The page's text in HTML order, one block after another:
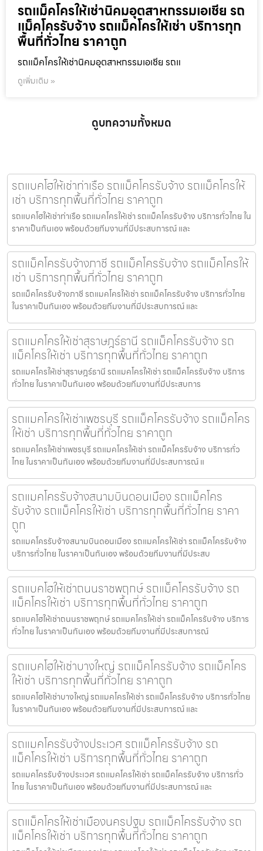
รถแม็คโครให้เช่านิคมอุตสาหกรรมเอเชีย รถ
แม็คโครรับจ้าง รถแม็คโครให้เช่า บริการทุก
พื้นที่ทั่วไทย ราคาถูก
รถแม็คโครให้เช่านิคมอุตสาหกรรมเอเชีย รถแ
ดูเพิ่มเติม »
ดูบทความทั้งหมด
รถแบคโฮให้เช่าท่าเรือ รถแม็คโครรับจ้าง รถแม็คโครให้
เช่า บริการทุกพื้นที่ทั่วไทย ราคาถูก
รถแบคโฮให้เช่าท่าเรือ รถแมคโครให้เช่า รถแม็คโครรับจ้าง บริการทั่วไทย ใน
ราคาเป็นกันเอง พร้อมด้วยทีมงานที่มีประสบการณ์ และ
รถแม็คโครรับจ้างภาชี รถแม็คโครรับจ้าง รถแม็คโครให้
เช่า บริการทุกพื้นที่ทั่วไทย ราคาถูก
รถแม็คโครรับจ้างภาชี รถแมคโครให้เช่า รถแม็คโครรับจ้าง บริการทั่วไทย
ในราคาเป็นกันเอง พร้อมด้วยทีมงานที่มีประสบการณ์ และ
รถแมคโครให้เช่าสุราษฎร์ธานี รถแม็คโครรับจ้าง รถ
แม็คโครให้เช่า บริการทุกพื้นที่ทั่วไทย ราคาถูก
รถแมคโครให้เช่าสุราษฎร์ธานี รถแมคโครให้เช่า รถแม็คโครรับจ้าง บริการ
ทั่วไทย ในราคาเป็นกันเอง พร้อมด้วยทีมงานที่มีประสบการ
รถแมคโครให้เช่าเพชรบุรี รถแม็คโครรับจ้าง รถแม็คโคร
ให้เช่า บริการทุกพื้นที่ทั่วไทย ราคาถูก
รถแมคโครให้เช่าเพชรบุรี รถแมคโครให้เช่า รถแม็คโครรับจ้าง บริการทั่ว
ไทย ในราคาเป็นกันเอง พร้อมด้วยทีมงานที่มีประสบการณ์ แ
รถแมคโครรับจ้างสนามบินดอนเมือง รถแม็คโคร
รับจ้าง รถแม็คโครให้เช่า บริการทุกพื้นที่ทั่วไทย ราคา
ถูก
รถแมคโครรับจ้างสนามบินดอนเมือง รถแมคโครให้เช่า รถแม็คโครรับจ้าง
บริการทั่วไทย ในราคาเป็นกันเอง พร้อมด้วยทีมงานที่มีประสบ
รถแบคโฮให้เช่าถนนราชพฤกษ์ รถแม็คโครรับจ้าง รถ
แม็คโครให้เช่า บริการทุกพื้นที่ทั่วไทย ราคาถูก
รถแบคโฮให้เช่าถนนราชพฤกษ์ รถแมคโครให้เช่า รถแม็คโครรับจ้าง บริการ
ทั่วไทย ในราคาเป็นกันเอง พร้อมด้วยทีมงานที่มีประสบการณ์
รถแบคโฮให้เช่าบางใหญ่ รถแม็คโครรับจ้าง รถแม็คโคร
ให้เช่า บริการทุกพื้นที่ทั่วไทย ราคาถูก
รถแบคโฮให้เช่าบางใหญ่ รถแมคโครให้เช่า รถแม็คโครรับจ้าง บริการทั่วไทย
ในราคาเป็นกันเอง พร้อมด้วยทีมงานที่มีประสบการณ์ และ
รถแมคโครรับจ้างประเวศ รถแม็คโครรับจ้าง รถ
แม็คโครให้เช่า บริการทุกพื้นที่ทั่วไทย ราคาถูก
รถแมคโครรับจ้างประเวศ รถแมคโครให้เช่า รถแม็คโครรับจ้าง บริการทั่ว
ไทย ในราคาเป็นกันเอง พร้อมด้วยทีมงานที่มีประสบการณ์ และ
รถแม็คโครให้เช่าเมืองนครปฐม รถแม็คโครรับจ้าง รถ
แม็คโครให้เช่า บริการทุกพื้นที่ทั่วไทย ราคาถูก